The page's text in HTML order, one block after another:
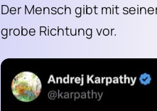
Der Mensch gibt mit
grobe Richtung vor.